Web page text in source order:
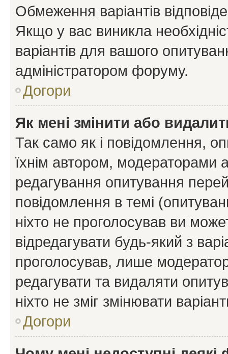
Обмеження варіантів
Якщо у вас виникла
варіантів для вашого
адміністратором форуму.
Догори
Як мені змінити або
Так само як і повідомлення,
їхнім автором, модераторами
редагування опитування
повідомлення в темі
ніхто не проголосував ви
відредагувати будь-який з
проголосував, лише
редагувати та видаляти
ніхто не зміг змінювати
Догори